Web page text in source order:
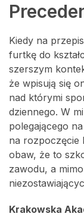
Kiedy na
furtkę do
szerszym
że wpisują się
nad którymi
dziennego. W
polegającego
na rozpoczęcie
obaw, że to
zawodu, a
Krakowska